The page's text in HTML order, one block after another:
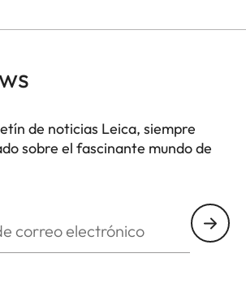
de noticias Leica, siempre
sobre el fascinante mundo de